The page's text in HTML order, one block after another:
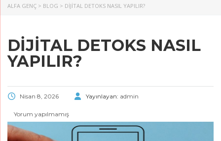
ALFA GENÇ > BLOG > DIJITAL DETOKS NASIL YAPILIR?
DIJITAL DETOKS NASIL
YAPILIR?
Nisan 8, 2026 Yayınlayan: admin
Yorum yapılmamış